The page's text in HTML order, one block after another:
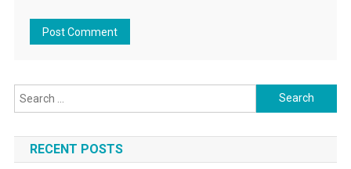
Search for:
RECENT POSTS